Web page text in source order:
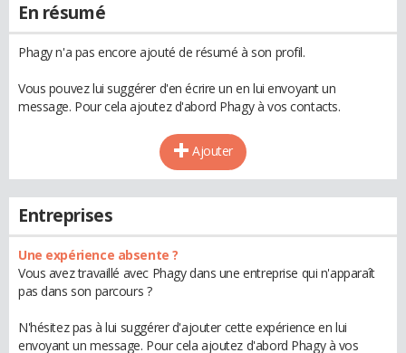
En résumé
Phagy n'a pas encore ajouté de résumé à son profil.
Vous pouvez lui suggérer d'en écrire un en lui envoyant un
message. Pour cela ajoutez d'abord Phagy à vos contacts.
Ajouter
Entreprises
Une expérience absente ?
Vous avez travaillé avec Phagy dans une entreprise qui n'apparaît
pas dans son parcours ?
N'hésitez pas à lui suggérer d'ajouter cette expérience en lui
envoyant un message. Pour cela ajoutez d'abord Phagy à vos